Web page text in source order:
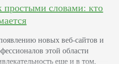
простыми словами: кто
новых веб-сайтов и
этой области
еще и в том,